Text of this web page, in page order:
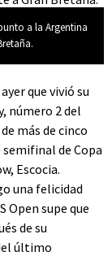
a la Argentina
que vivió su
número 2 del
más de cinco
de Copa
Escocia.
una felicidad
Open supe que
de su
último